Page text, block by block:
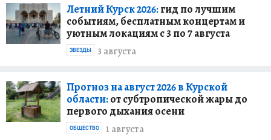
Летний Курск 2026:гид по лучшим
событиям, бесплатным концертам и
уютным локациям с 3 по 7 августа
3 августа
ЗВЕЗДЫ
Прогноз на август 2026 в Курской
области:от субтропической жары до
первого дыхания осени
1 августа
ОБЩЕСТВО